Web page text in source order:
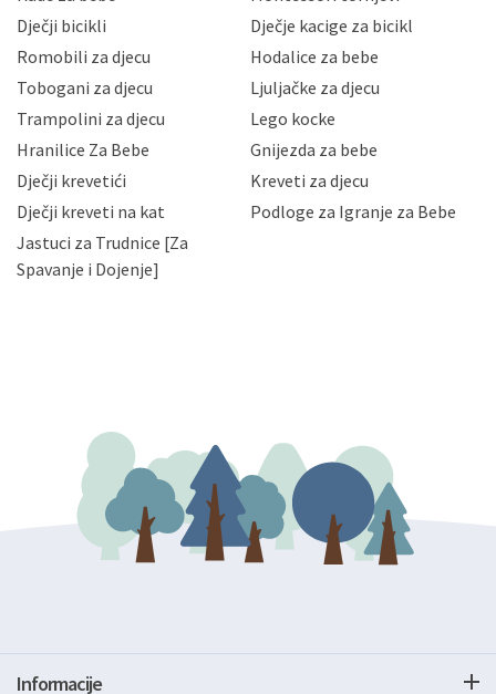
neovlaštenog pristupa, zlouporabe, otkrivanja,
gubitka ili uništenja. Mae.hr štiti privatnost svojih
korisnika i posjetitelja web stranica, čuva povjerljivost
Vaših osobnih podataka te omogućava pristup i
priopćavanje osobnih podataka samo onim svojim
zaposlenicima kojima su isti potrebni radi provedbe
slučajevima koji su dozvoljeni zakonima. Napominjemo
da možete u svako doba, u potpunosti ili djelomice,
zatražiti prestanak aktivnosti obrade Vaših osobnih
podataka. Opoziv privole možete podnijeti poštom na
gore navedenu adresu ili e-mailom na adresu:
Dječji bicikli
Dječje kacige za bicikl
Romobili za djecu
Hodalice za bebe
Tobogani za djecu
Ljuljačke za djecu
Trampolini za djecu
Lego kocke
Hranilice Za Bebe
Gnijezda za bebe
Dječji krevetići
Kreveti za djecu
Dječji kreveti na kat
Podloge za Igranje za Bebe
Jastuci za Trudnice [Za
Spavanje i Dojenje]
Informacije